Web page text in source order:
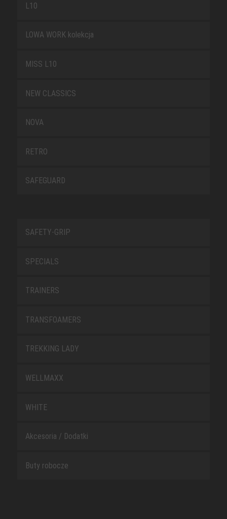
L10
LOWA WORK kolekcja
MISS L10
NEW CLASSICS
NOVA
RETRO
SAFEGUARD
SAFETY-GRIP
SPECIALS
TRAINERS
TRANSFOAMERS
TREKKING LADY
WELLMAXX
WHITE
Akcesoria / Dodatki
Buty robocze